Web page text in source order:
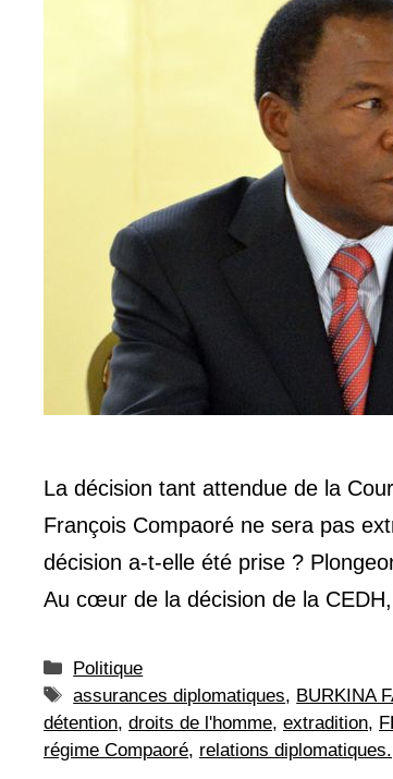
La décision tant attendue de la
François Compaoré ne sera pas
décision a-t-elle été prise ?
Au cœur de la décision de la
Catégories
Politique
Étiquettes
assurances diplomatiques, BURKINA
détention, droits de l'homme, extradition,
régime Compaoré, relations diplomatiques.